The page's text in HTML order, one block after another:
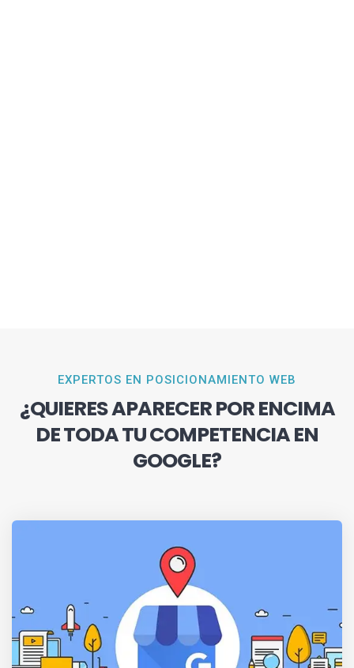
EXPERTOS EN POSICIONAMIENTO WEB
¿QUIERES APARECER POR ENCIMA
DE TODA TU COMPETENCIA EN
GOOGLE?